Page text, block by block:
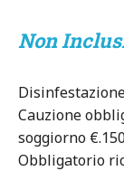
Non
Cauzione
soggiorno
Obbligatorio